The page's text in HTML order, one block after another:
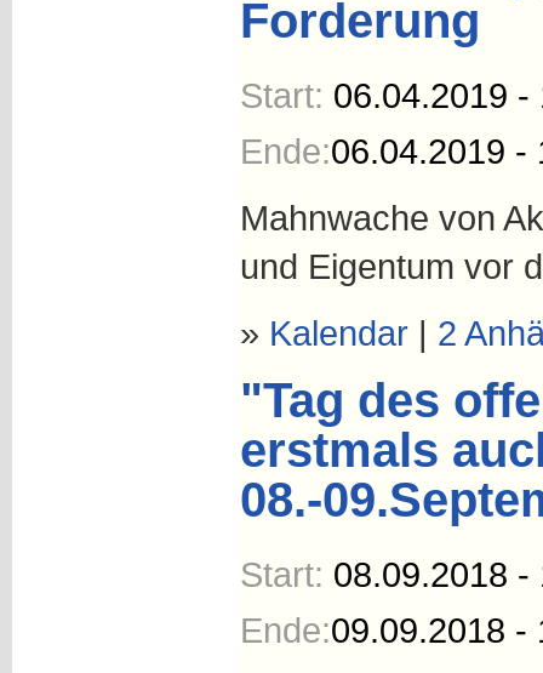
Forderung
Start: 06.04.2019 -
Ende:06.04.2019 -
Mahnwache von
und Eigentum vor
» Kalendar| 2
"Tag des
erstmals
08.-
Start: 08.09.2018 -
Ende:09.09.2018 -